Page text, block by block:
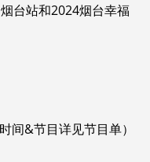
台站和2024烟台幸福
间&节目详见节目单）